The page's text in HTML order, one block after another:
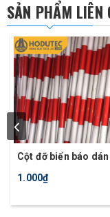
SẢN PHẨM LIÊN
Cột đỡ biển báo dán
quang trắng, đỏ
1.000₫